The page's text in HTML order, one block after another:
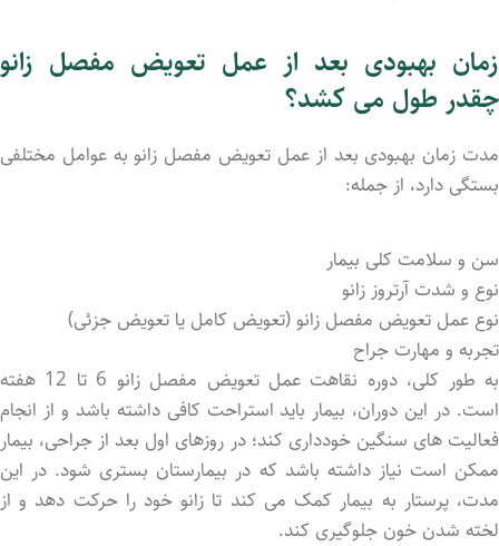
زمان بهبودی بعد از عمل تعویض مفصل زانو
چقدر طول می کشد؟
مدت زمان بهبودی بعد از عمل تعویض مفصل زانو به عوامل مختلفی
بستگی دارد، از جمله:
سن و سلامت کلی بیمار
نوع و شدت آرتروز زانو
نوع عمل تعویض مفصل زانو (تعویض کامل یا تعویض جزئی)
تجربه و مهارت جراح
به طور کلی، دوره نقاهت عمل تعویض مفصل زانو 6 تا 12 هفته
است. در این دوران، بیمار باید استراحت کافی داشته باشد و از انجام
فعالیت ‌های سنگین خودداری کند؛ در روزهای اول بعد از جراحی، بیمار
ممکن است نیاز داشته باشد که در بیمارستان بستری شود. در این
مدت، پرستار به بیمار کمک می ‌کند تا زانو خود را حرکت دهد و از
لخته شدن خون جلوگیری کند.